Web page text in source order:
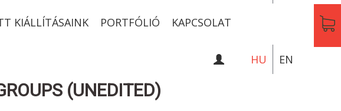
KIÁLLÍTÁSAINK PORTFÓLIÓ KAPCSOLAT
HU EN
(UNEDITED)